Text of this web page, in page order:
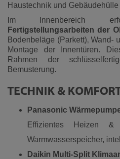
Haustechnik und
Im Innenbereich
Fertigstellungsarbeiten der
Bodenbeläge (Parkett), Wand-
Montage der Innentüren.
Rahmen der
Bemusterung.
TECHNIK &
Panasonic
Effizientes Heizen
Warmwasserspeicher,
Daikin Multi-Split